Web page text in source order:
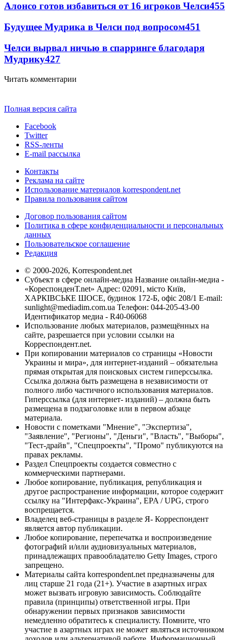
Алонсо готов избавиться от 16 игроков Челси455
Будущее Мудрика в Челси под вопросом451
Челси вырвал ничью в спарринге благодаря
Мудрику427
Читать комментарии
Полная версия сайта
Facebook
Twitter
RSS-ленты
E-mail рассылка
Контакты
Реклама на сайте
Использование материалов korrespondent.net
Правила пользования сайтом
Договор пользования сайтом
Политика в сфере конфиденциальности и персональных
данных
Пользовательское соглашение
Редакция
© 2000-2026, Korrespondent.net
Субъект в сфере онлайн-медиа Название онлайн-медиа -
«КореспонденТ.net» Адрес: 02091, місто Київ,
ХАРКІВСЬКЕ ШОСЕ, будинок 172-Б, офіс 208/1 E-mail:
sunlight@mediadim.com.ua Телефон: 044-205-43-00
Идентификатор медиа - R40-06068
Использование любых материалов, размещённых на
сайте, разрешается при условии ссылки на
Корреспондент.net.
При копировании материалов со страницы «Новости
Украины и мира», для интернет-изданий – обязательна
прямая открытая для поисковых систем гиперссылка.
Ссылка должна быть размещена в независимости от
полного либо частичного использования материалов.
Гиперссылка (для интернет- изданий) – должна быть
размещена в подзаголовке или в первом абзаце
материала.
Новости с пометками "Мнение", "Экспертиза",
"Заявление", "Регионы", "Деньги", "Власть", "Выборы",
"Тест-драйв", "Спецпроекты", "Промо" публикуются на
правах рекламы.
Раздел Спецпроекты создается совместно с
коммерческими партнерами.
Любое копирование, публикация, републикация и
другое распространение информации, которое содержит
ссылку на "Интерфакс-Украина", EPA / UPG, строго
воспрещается.
Владелец веб-страницы в разделе Я- Корреспондент
является автор публикации.
Любое копирование, перепечатка и воспроизведение
фотографий и/или аудиовизуальных материалов,
принадлежащих правообладателю Getty Images, строго
запрещено.
Материалы сайта korrespondent.net предназначены для
лиц старше 21 года (21+). Участие в азартных играх
может вызвать игровую зависимость. Соблюдайте
правила (принципы) ответственной игры. При
обнаружении первых признаков зависимости
немедленно обратитесь к специалисту. Помните, что
участие в азартных играх не может являться источником